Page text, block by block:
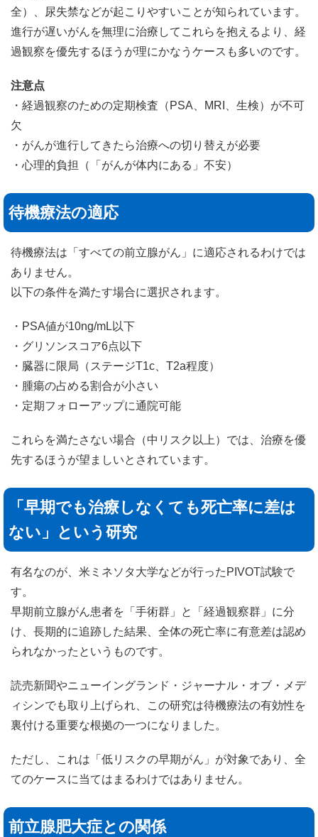
全）、尿失禁などが起こりやすいことが知られています。
進行が遅いがんを無理に治療してこれらを抱えるより、経
過観察を優先するほうが理にかなうケースも多いのです。
注意点
・経過観察のための定期検査（PSA、MRI、生検）が不可
欠
・がんが進行してきたら治療への切り替えが必要
・心理的負担（「がんが体内にある」不安）
待機療法の適応
待機療法は「すべての前立腺がん」に適応されるわけでは
ありません。
以下の条件を満たす場合に選択されます。
・PSA値が10ng/mL以下
・グリソンスコア6点以下
・臓器に限局（ステージT1c、T2a程度）
・腫瘍の占める割合が小さい
・定期フォローアップに通院可能
これらを満たさない場合（中リスク以上）では、治療を優
先するほうが望ましいとされています。
「早期でも治療しなくても死亡率に差は
ない」という研究
有名なのが、米ミネソタ大学などが行ったPIVOT試験で
す。
早期前立腺がん患者を「手術群」と「経過観察群」に分
け、長期的に追跡した結果、全体の死亡率に有意差は認め
られなかったというものです。
読売新聞やニューイングランド・ジャーナル・オブ・メデ
ィシンでも取り上げられ、この研究は待機療法の有効性を
裏付ける重要な根拠の一つになりました。
ただし、これは「低リスクの早期がん」が対象であり、全
てのケースに当てはまるわけではありません。
前立腺肥大症との関係